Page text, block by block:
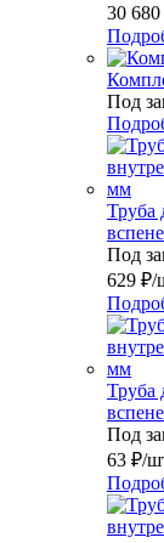
30 680
Под
Труба
Под
629 ₽/
Труба
Под
63 ₽/